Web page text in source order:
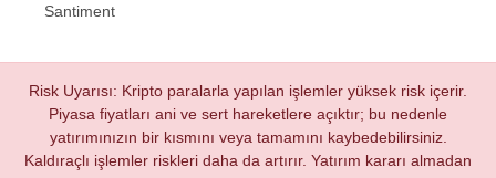
Santiment
Risk Uyarısı: Kripto paralarla yapılan işlemler yüksek risk içerir.
Piyasa fiyatları ani ve sert hareketlere açıktır; bu nedenle
yatırımınızın bir kısmını veya tamamını kaybedebilirsiniz.
Kaldıraçlı işlemler riskleri daha da artırır. Yatırım kararı almadan